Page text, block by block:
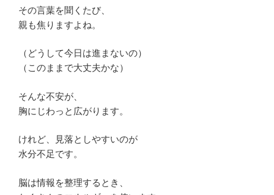
その言葉を聞くたび、
親も焦りますよね。
（どうして今日は進まないの）
（このままで大丈夫かな）
そんな不安が、
胸にじわっと広がります。
けれど、見落としやすいのが
水分不足です。
脳は情報を整理するとき、